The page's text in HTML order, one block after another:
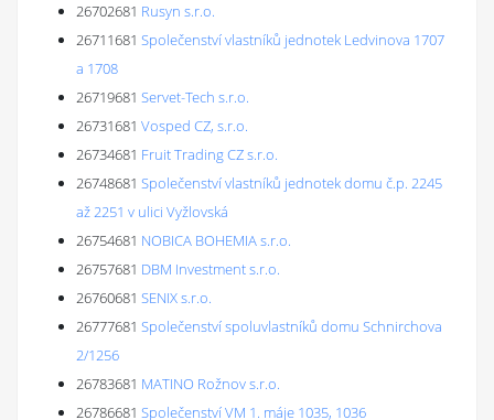
26702681 Rusyn s.r.o.
26711681 Společenství vlastníků jednotek Ledvinova 1707
a 1708
26719681 Servet-Tech s.r.o.
26731681 Vosped CZ, s.r.o.
26734681 Fruit Trading CZ s.r.o.
26748681 Společenství vlastníků jednotek domu č.p. 2245
až 2251 v ulici Vyžlovská
26754681 NOBICA BOHEMIA s.r.o.
26757681 DBM Investment s.r.o.
26760681 SENIX s.r.o.
26777681 Společenství spoluvlastníků domu Schnirchova
2/1256
26783681 MATINO Rožnov s.r.o.
26786681 Společenství VM 1. máje 1035, 1036